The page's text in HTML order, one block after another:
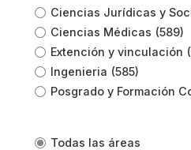
Ciencias Jurídicas y
Ciencias Médicas (589)
Extención y vinculación
Ingenieria (585)
Posgrado y Formación
Todas las áreas